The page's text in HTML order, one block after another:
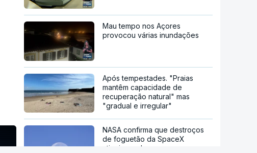
Mau tempo nos Açores
provocou várias inundações
Após tempestades. "Praias
mantêm capacidade de
recuperação natural" mas
"gradual e irregular"
NASA confirma que destroços
de foguetão da SpaceX
atingiram a Lua